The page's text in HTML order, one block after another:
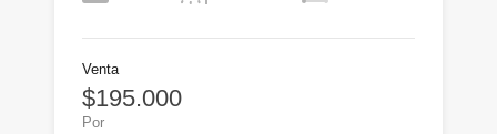
Venta
$195.000
Por